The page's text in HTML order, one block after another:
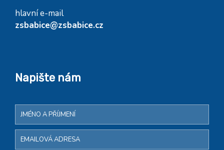
hlavní e-mail
zsbabice@zsbabice.cz
Napište nám